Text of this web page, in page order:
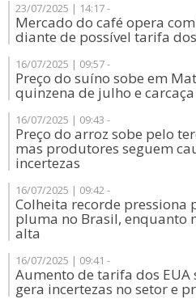
23/07/2025 | 14:17 -
Mercado do café opera
diante de possível tarifa
16/07/2025 | 09:57 -
Preço do suíno sobe em
quinzena de julho e
16/07/2025 | 09:43 -
Preço do arroz sobe pelo
mas produtores seguem
incertezas
16/07/2025 | 09:42 -
Colheita recorde pressiona
pluma no Brasil, enquanto
alta
16/07/2025 | 09:41 -
Aumento de tarifa dos
gera incertezas no setor e